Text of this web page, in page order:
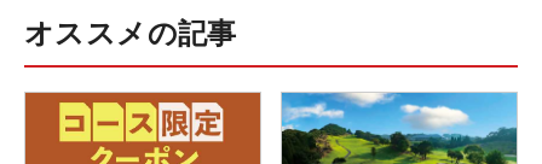
オススメの記事